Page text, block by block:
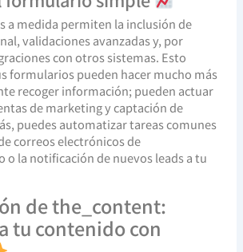
a medida permiten la inclusión de
validaciones avanzadas y, por
con otros sistemas. Esto
formularios pueden hacer mucho más
recoger información; pueden actuar
de marketing y captación de
puedes automatizar tareas comunes
correos electrónicos de
o la notificación de nuevos leads a tu
de the_content:
tu contenido con